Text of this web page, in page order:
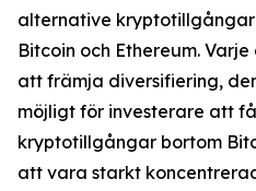
alternative kryptotillgångar
Bitcoin och Ethereum.
att främja diversifiering,
möjligt för investerare att
kryptotillgångar bortom
att vara starkt